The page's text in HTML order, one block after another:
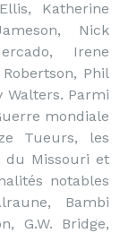
Katherine
Nick
Irene
Phil
Walters. Parmi
mondiale
Tueurs, les
du Missouri et
notables
Bambi
G.W. Bridge,